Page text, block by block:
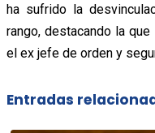
ha sufrido la
rango, destacando la
el ex jefe de orden y
Entradas